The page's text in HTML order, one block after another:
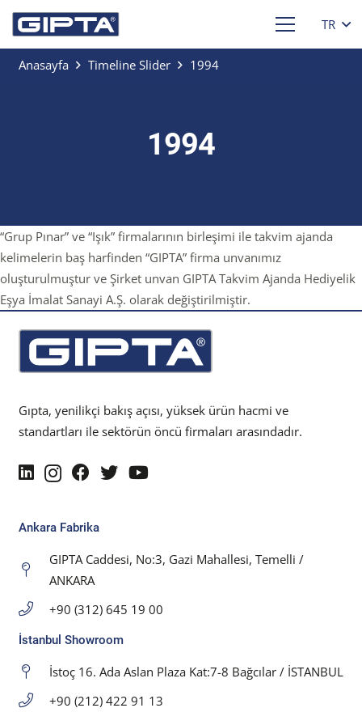
TR
Anasayfa Timeline Slider 1994
1994
“Grup Pınar” ve “Işık” firmalarının birleşimi ile takvim ajanda
kelimelerin baş harfinden “GIPTA” firma unvanımız
oluşturulmuştur ve Şirket unvan GIPTA Takvim Ajanda Hediyelik
Eşya İmalat Sanayi A.Ş. olarak değiştirilmiştir.
Gıpta, yenilikçi bakış açısı, yüksek ürün hacmi ve
standartları ile sektörün öncü firmaları arasındadır.
Ankara Fabrika
GIPTA Caddesi, No:3, Gazi Mahallesi, Temelli /
ANKARA
+90 (312) 645 19 00
İstanbul Showroom
İstoç 16. Ada Aslan Plaza Kat:7-8 Bağcılar / İSTANBUL
+90 (212) 422 91 13